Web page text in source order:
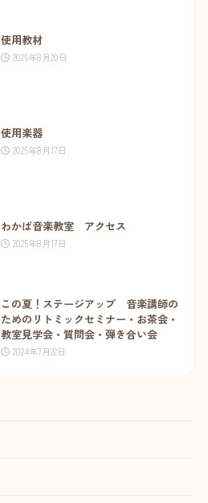
使用教材
2025年8月20日
使用楽器
2025年8月17日
わかば音楽教室 アクセス
2025年8月17日
この夏！ステージアップ 音楽講師の
ためのリトミックセミナー・お茶会・
教室見学会・質問会・弾き合い会
2024年7月22日